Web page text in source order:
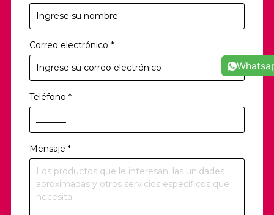
Correo electrónico *
Teléfono *
Mensaje *